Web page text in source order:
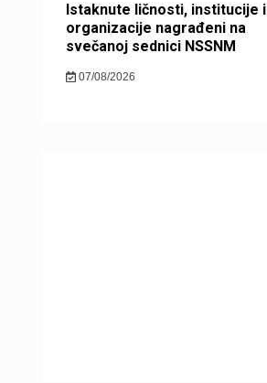
Istaknute ličnosti, institucije i
organizacije nagrađeni na
svečanoj sednici NSSNM
07/08/2026